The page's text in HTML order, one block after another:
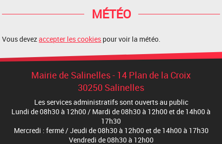
MÉTÉO
Vous devezaccepter les cookies pour voir la météo.
Mairie de Salinelles - 14 Plan de la Croix
30250 Salinelles
Les services administratifs sont ouverts au public
Lundi de 08h30 à 12h00 / Mardi de 08h30 à 12h00 et de 14h00 à
17h30
Mercredi : fermé / Jeudi de 08h30 à 12h00 et de 14h00 à 17h30
Vendredi de 08h30 à 12h00